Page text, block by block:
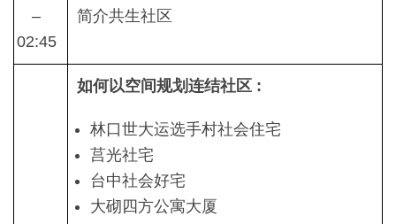
–
02:45
简介共生社区
如何以空间规划连结社区 :
林口世大运选手村社会住宅
莒光社宅
台中社会好宅
大砌四方公寓大厦